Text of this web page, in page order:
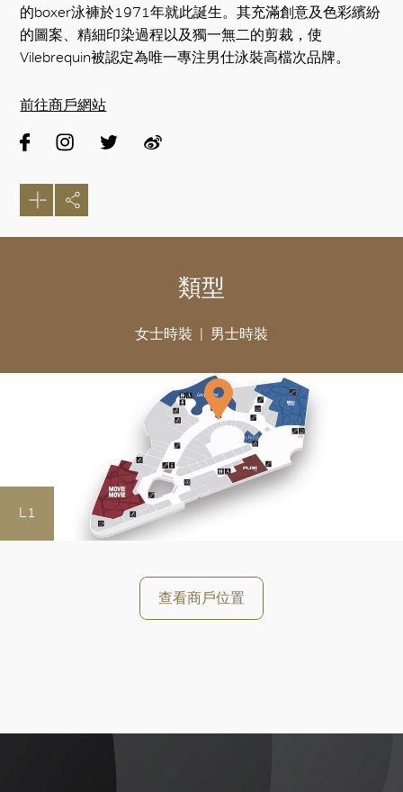
的boxer泳褲於1971年就此誕生。其充滿創意及色彩繽紛
的圖案、精細印染過程以及獨一無二的剪裁，使
Vilebrequin被認定為唯一專注男仕泳裝高檔次品牌。
前往商戶網站
類型
女士時裝 男士時裝
L1
查看商戶位置